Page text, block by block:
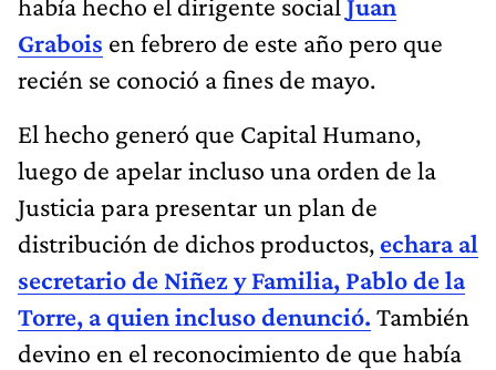
había hecho el dirigente social Juan
Grabois en febrero de este año pero que
recién se conoció a fines de mayo.
El hecho generó que Capital Humano,
luego de apelar incluso una orden de la
Justicia para presentar un plan de
distribución de dichos productos, echara al
secretario de Niñez y Familia, Pablo de la
Torre, a quien incluso denunció. También
devino en el reconocimiento de que había